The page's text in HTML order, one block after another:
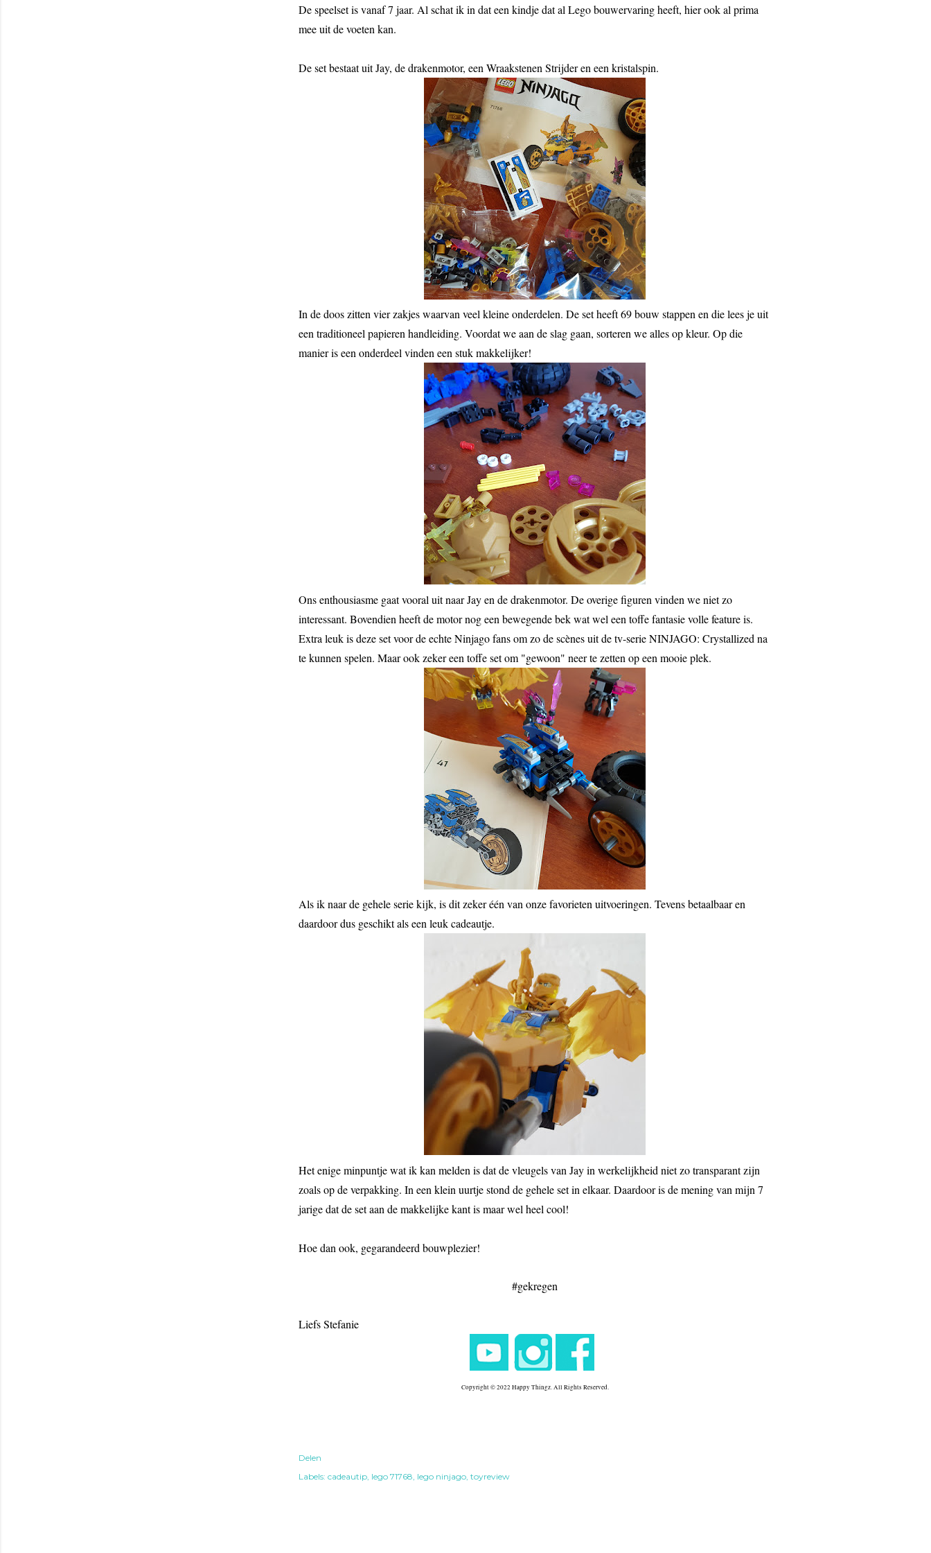
De speelset is vanaf 7 jaar. Al schat ik in dat een kindje dat al Lego bouwervaring heeft, hier ook al prima
mee uit de voeten kan.
De set bestaat uit Jay, de drakenmotor, een Wraakstenen Strijder en een kristalspin.
In de doos zitten vier zakjes waarvan veel kleine onderdelen. De set heeft 69 bouw stappen en die lees je uit
een traditioneel papieren handleiding. Voordat we aan de slag gaan, sorteren we alles op kleur. Op die
manier is een onderdeel vinden een stuk makkelijker!
Ons enthousiasme gaat vooral uit naar Jay en de drakenmotor. De overige figuren vinden we niet zo
interessant. Bovendien heeft de motor nog een bewegende bek wat wel een toffe fantasie volle feature is.
Extra leuk is deze set voor de echte Ninjago fans om zo de scènes uit de tv-serie NINJAGO: Crystallized na
te kunnen spelen. Maar ook zeker een toffe set om "gewoon" neer te zetten op een mooie plek.
Als ik naar de gehele serie kijk, is dit zeker één van onze favorieten uitvoeringen. Tevens betaalbaar en
daardoor dus geschikt als een leuk cadeautje.
Het enige minpuntje wat ik kan melden is dat de vleugels van Jay in werkelijkheid niet zo transparant zijn
zoals op de verpakking. In een klein uurtje stond de gehele set in elkaar. Daardoor is de mening van mijn 7
jarige dat de set aan de makkelijke kant is maar wel heel cool!
Hoe dan ook, gegarandeerd bouwplezier!
#gekregen
Liefs Stefanie
Copyright © 2022 Happy Thingz. All Rights Reserved.
Delen
Labels: cadeautip lego 71768 lego ninjago toyreview